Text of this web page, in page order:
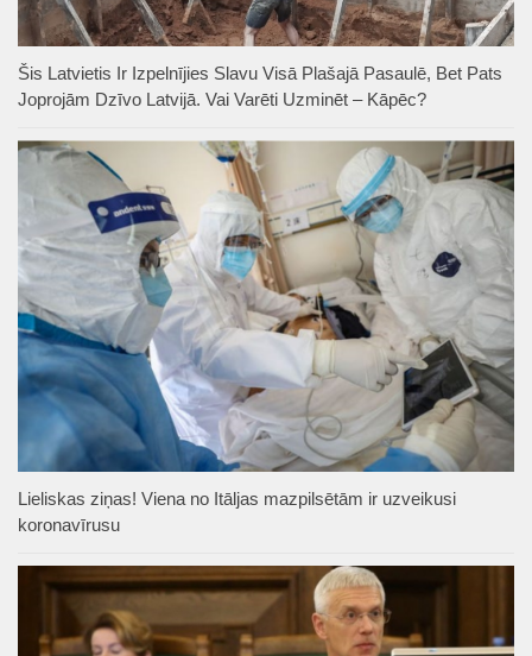
Šis Latvietis Ir Izpelnījies Slavu Visā Plašajā Pasaulē, Bet Pats
Joprojām Dzīvo Latvijā. Vai Varēti Uzminēt – Kāpēc?
Lieliskas ziņas! Viena no Itāljas mazpilsētām ir uzveikusi
koronavīrusu